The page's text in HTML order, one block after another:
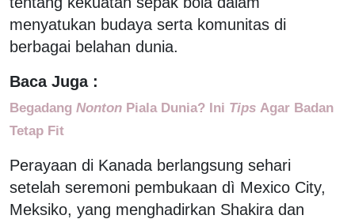
menyatukan budaya serta komunitas di
berbagai belahan dunia.
Baca Juga :
Begadang Nonton Piala Dunia? Ini Tips Agar Badan
Tetap Fit
Perayaan di Kanada berlangsung sehari
setelah seremoni pembukaan dì Mexico City,
Meksiko, yang menghadirkan Shakira dan